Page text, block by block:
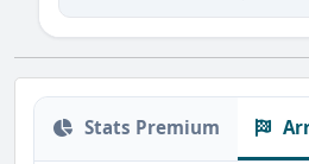
Stats Premium